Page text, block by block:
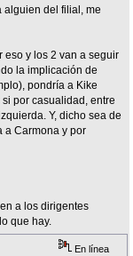
alguien del filial, me
eso y los 2 van a seguir
la implicación de
pondría a Kike
por casualidad, entre
Y, dicho sea de
a Carmona y por
a los dirigentes
que hay.
En línea